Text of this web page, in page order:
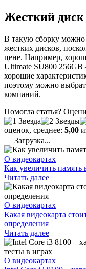
Жесткий диск
В такую ​​сборку можно
жестких дисков,
цене. Например,
Ultimate SU800 256GB
хорошие
поэтому можно
компаний.
Помогла статья?
оценок, среднее: 5,00
Загрузка...
О видеокартах
Как увеличить память
Читать далее
О видеокартах
Какая видеокарта
определения
Читать далее
О видеокартах